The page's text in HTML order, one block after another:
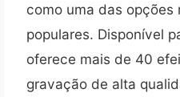
como uma das opções
populares. Disponível
oferece mais de 40
gravação de alta